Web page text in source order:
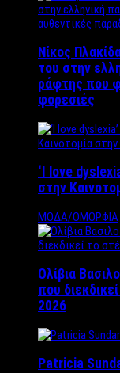
Νίκος
του στην
ράφτης που
φορεσιές
‘Ι love
στην
ΜΟΔΑ/ΟΜΟΡΦΙΑ
Ολίβια
που
2026
Patricia